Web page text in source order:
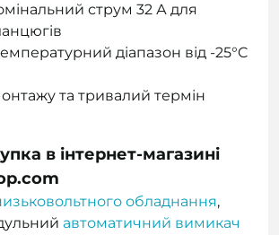
струм 32 А для
діапазон від -25°C
та тривалий термін
в інтернет-магазині
обладнання,
автоматичний вимикач